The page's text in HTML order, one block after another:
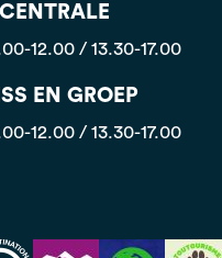
12.00 / 13.30-17.00
EN GROEP
12.00 / 13.30-17.00